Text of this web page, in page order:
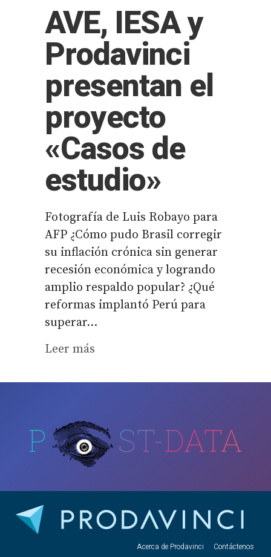
AVE, IESA y
Prodavinci
presentan el
proyecto
«Casos de
estudio»
Fotografía de Luis Robayo para
AFP ¿Cómo pudo Brasil corregir
su inflación crónica sin generar
recesión económica y logrando
amplio respaldo popular? ¿Qué
reformas implantó Perú para
superar...
Leer más
P ST-DATA
Acerca de Prodavinci Contáctenos